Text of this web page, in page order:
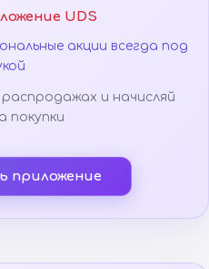
UDS
акции всегда под
распродажах и начисляй
покупки
приложение